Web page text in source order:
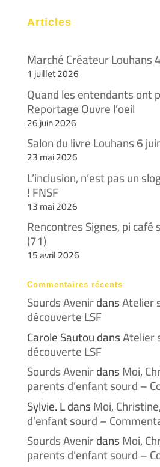
Articles
Marché Créateur Louhans
1 juillet 2026
Quand les entendants ont
Reportage Ouvre l’oeil
26 juin 2026
Salon du livre Louhans 6
23 mai 2026
L’inclusion, n’est pas un
! FNSF
13 mai 2026
Rencontres Signes, pi café
(71)
15 avril 2026
Commentaires récents
Sourds AvenirdansAtelier
découverte LSF
Carole SautoudansAtelier
découverte LSF
Sourds AvenirdansMoi,
parents d’enfant sourd –
Sylvie. LdansMoi,
d’enfant sourd –
Sourds AvenirdansMoi,
parents d’enfant sourd –